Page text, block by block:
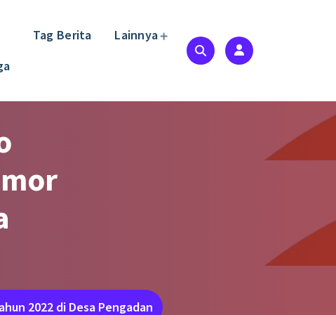
Tag Berita Lainnya
2022 di Desa Pengadan